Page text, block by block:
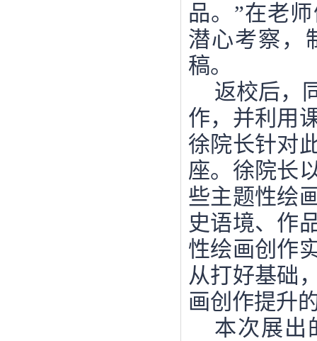
品。”在老
潜心考察，
稿。
返校后，
作，并利用
徐院长针对
座。徐院长
些主题性绘
史语境、作
性绘画创作
从打好基础
画创作提升
本次展出